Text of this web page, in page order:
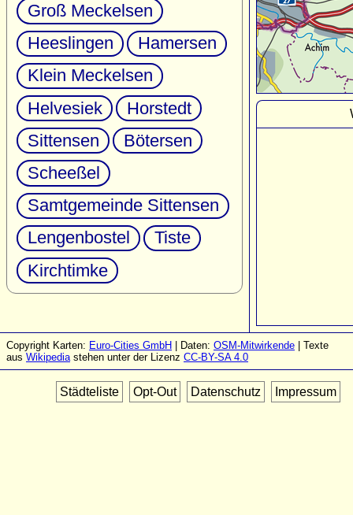
Groß Meckelsen
Heeslingen
Hamersen
Klein Meckelsen
Helvesiek
Horstedt
Sittensen
Bötersen
Scheeßel
Samtgemeinde Sittensen
Lengenbostel
Tiste
Kirchtimke
Copyright Karten: Euro-Cities GmbH | Daten: OSM-Mitwirkende | Texte
aus Wikipediastehen unter der Lizenz CC-BY-SA 4.0
Städteliste Opt-Out Datenschutz Impressum